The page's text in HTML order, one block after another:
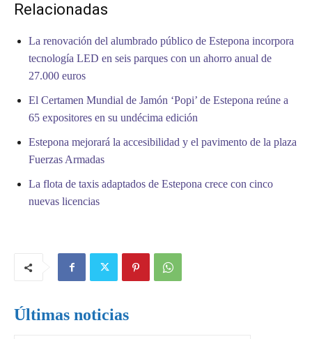
Relacionadas
La renovación del alumbrado público de Estepona incorpora
tecnología LED en seis parques con un ahorro anual de
27.000 euros
El Certamen Mundial de Jamón ‘Popi’ de Estepona reúne a
65 expositores en su undécima edición
Estepona mejorará la accesibilidad y el pavimento de la plaza
Fuerzas Armadas
La flota de taxis adaptados de Estepona crece con cinco
nuevas licencias
Últimas noticias